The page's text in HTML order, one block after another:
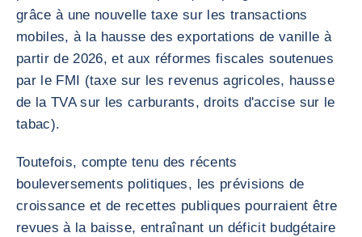
grâce à une nouvelle taxe sur les transactions
mobiles, à la hausse des exportations de vanille à
partir de 2026, et aux réformes fiscales soutenues
par le FMI (taxe sur les revenus agricoles, hausse
de la TVA sur les carburants, droits d'accise sur le
tabac).
Toutefois, compte tenu des récents
bouleversements politiques, les prévisions de
croissance et de recettes publiques pourraient être
revues à la baisse, entraînant un déficit budgétaire